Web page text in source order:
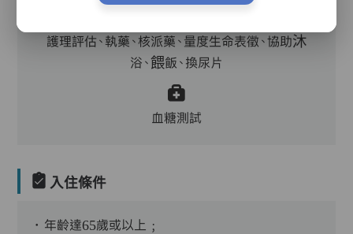
護理評估、執藥、核派藥、量度生命表徵、協助沐
浴、餵飯、換尿片
血糖測試
入住條件
．年齡達65歲或以上﹔